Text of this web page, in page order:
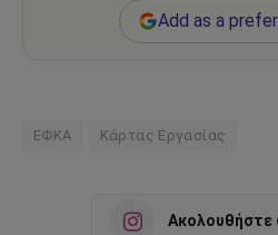
Add as a
ΕΦΚΑ Κάρτας Εργασίας
Ακολουθήστε